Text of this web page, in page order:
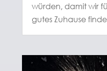
würden, damit wir
gutes Zuhause